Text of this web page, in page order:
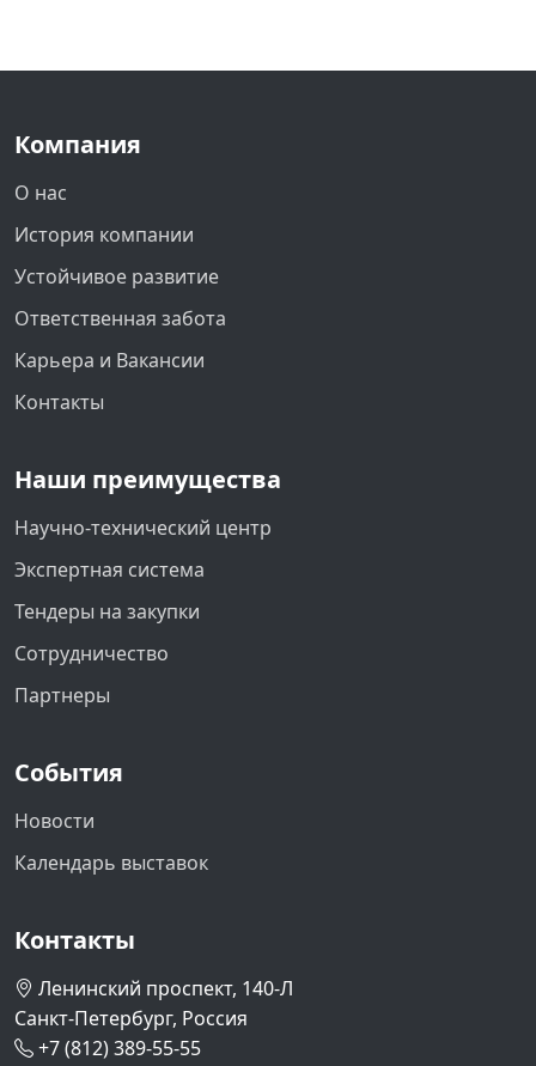
Компания
О нас
История компании
Устойчивое развитие
Ответственная забота
Карьера и Вакансии
Контакты
Наши преимущества
Научно-технический центр
Экспертная система
Тендеры на закупки
Сотрудничество
Партнеры
События
Новости
Календарь выставок
Контакты
Ленинский проспект, 140-Л
Санкт-Петербург, Россия
+7 (812) 389-55-55